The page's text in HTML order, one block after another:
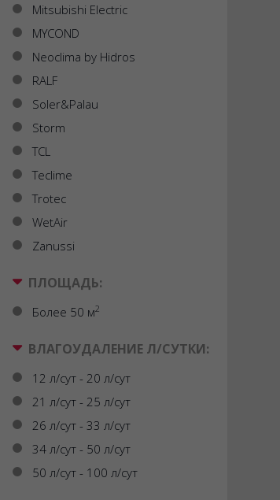
Mitsubishi Electric
MYCOND
Neoclima by Hidros
RALF
Soler&Palau
Storm
TCL
Teclime
Trotec
WetAir
Zanussi
ПЛОЩАДЬ:
Более 50 м2
ВЛАГОУДАЛЕНИЕ Л/СУТКИ:
12 л/сут - 20 л/сут
21 л/сут - 25 л/сут
26 л/сут - 33 л/сут
34 л/сут - 50 л/сут
50 л/сут - 100 л/сут